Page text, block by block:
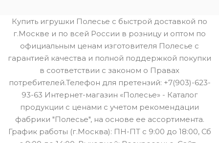
Купить игрушки Полесье с быстрой доставкой по
г.Москве и по всей России в розницу и оптом по
официальным ценам изготовителя Полесье с
гарантией качества и полной поддержкой покупки
в соответствии с законом о Правах
потребителей.Телефон для претензий: +7(903)-623-
93-63 Интернет-магазин «Полесье» - Каталог
продукции с ценами с учетом рекомендации
фабрики "Полесье", на основе ее ассортимента.
График работы (г.Москва): ПН-ПТ с 9:00 до 18:00, Сб